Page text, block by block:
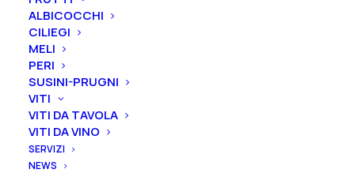
ALBICOCCHI
CILIEGI
MELI
PERI
SUSINI-PRUGNI
VITI
VITI DA TAVOLA
VITI DA VINO
SERVIZI
NEWS
Peonia
suffruticosa
"Jia
ge
jin
zi"
2-
3
Ordina subito questo prodotto!
Puoi acquistare ora questo prodotto contattandoci e
indicando la dimensione del vaso desiderata e la
quantità